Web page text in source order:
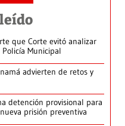
que Corte evitó analizar
Municipal
advierten de retos y
detención provisional para
prisión preventiva